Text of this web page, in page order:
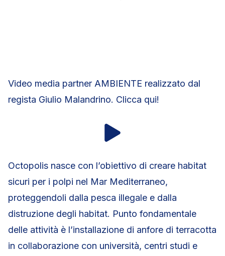
Video media partner AMBIENTE realizzato dal
regista Giulio Malandrino. Clicca qui!
Octopolis nasce con l’obiettivo di creare habitat
sicuri per i polpi nel Mar Mediterraneo,
proteggendoli dalla pesca illegale e dalla
distruzione degli habitat. Punto fondamentale
delle attività è l’installazione di anfore di terracotta
in collaborazione con università, centri studi e